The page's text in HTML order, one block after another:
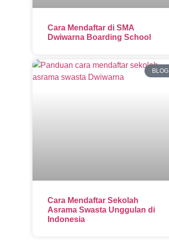
Cara Mendaftar di SMA
Dwiwarna Boarding School
BLOG
Cara Mendaftar Sekolah
Asrama Swasta Unggulan di
Indonesia